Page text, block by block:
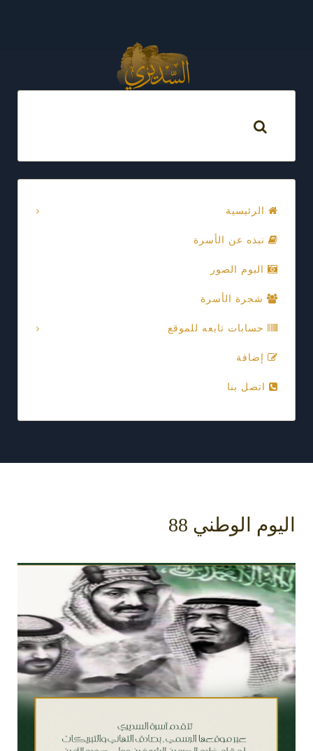
الرئيسية
نبذه عن الأسرة
البوم الصور
شجرة الأسرة
حسابات تابعه للموقع
إضافة
اتصل بنا
اليوم الوطني 88